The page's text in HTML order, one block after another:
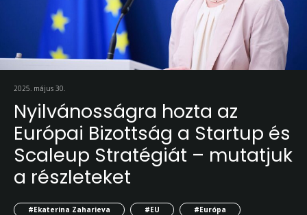
2025. május 30.
Nyilvánosságra hozta az
Európai Bizottság a Startup és
Scaleup Stratégiát – mutatjuk
a részleteket
#Ekaterina Zaharieva #EU
#Európa